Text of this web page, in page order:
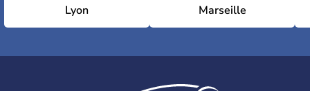
Lyon Marseille